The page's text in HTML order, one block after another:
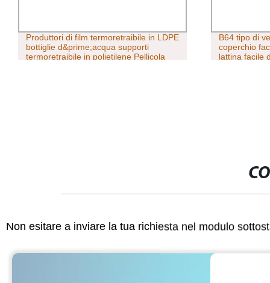
Produttori di film termoretraibile in LDPE
bottiglie d&prime;acqua supporti
termoretraibile in polietilene Pellicola
B64 tipo di
coperchio
lattina facile
Non esitare a inviare la tua richiesta nel modulo